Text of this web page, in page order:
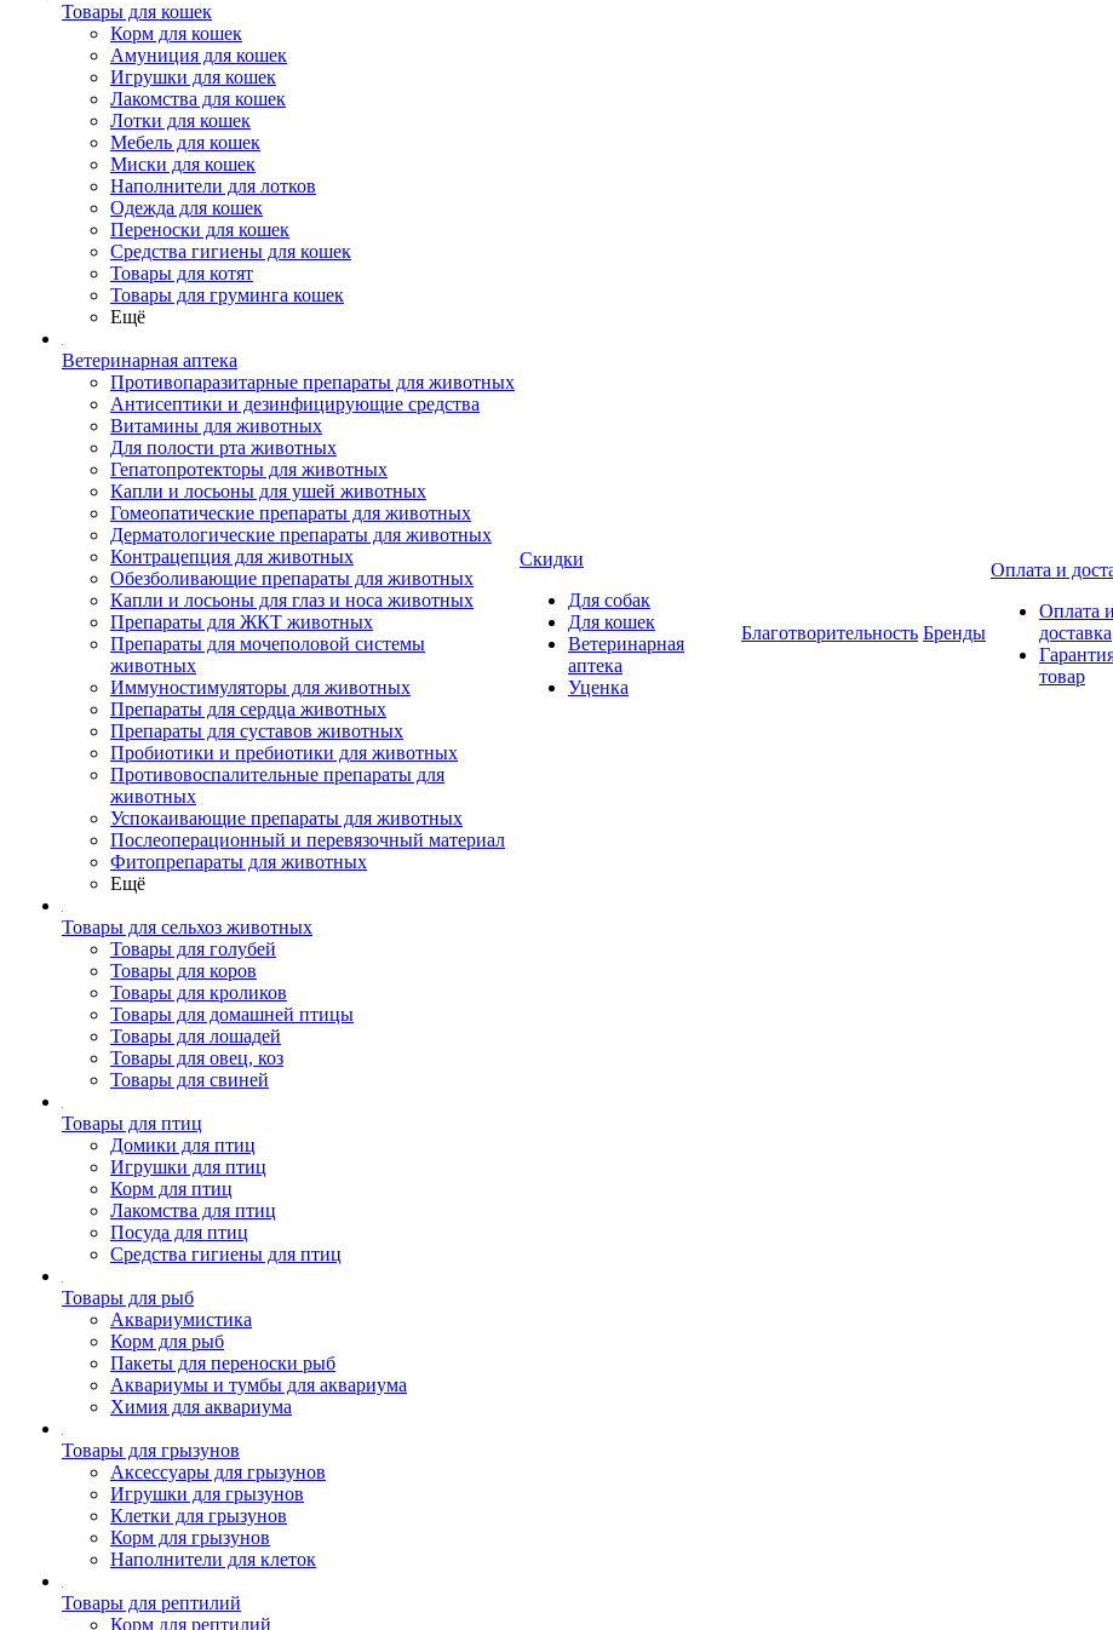
Товары для кошек
Корм для кошек
Амуниция для кошек
Игрушки для кошек
Лакомства для кошек
Лотки для кошек
Мебель для кошек
Миски для кошек
Наполнители для лотков
Одежда для кошек
Переноски для кошек
Средства гигиены для кошек
Товары для котят
Товары для груминга кошек
Ещё
Ветеринарная аптека
Противопаразитарные препараты для животных
Антисептики и дезинфицирующие средства
Витамины для животных
Для полости рта животных
Гепатопротекторы для животных
Капли и лосьоны для ушей животных
Гомеопатические препараты для животных
Дерматологические препараты для животных
Контрацепция для животных
Обезболивающие препараты для животных
Капли и лосьоны для глаз и носа животных
Препараты для ЖКТ животных
Препараты для мочеполовой системы
животных
Иммуностимуляторы для животных
Препараты для сердца животных
Препараты для суставов животных
Пробиотики и пребиотики для животных
Противовоспалительные препараты для
животных
Успокаивающие препараты для животных
Послеоперационный и перевязочный материал
Фитопрепараты для животных
Ещё
Товары для сельхоз животных
Товары для голубей
Товары для коров
Товары для кроликов
Товары для домашней птицы
Товары для лошадей
Товары для овец, коз
Товары для свиней
Товары для птиц
Домики для птиц
Игрушки для птиц
Корм для птиц
Лакомства для птиц
Посуда для птиц
Средства гигиены для птиц
Товары для рыб
Аквариумистика
Корм для рыб
Пакеты для переноски рыб
Аквариумы и тумбы для аквариума
Химия для аквариума
Товары для грызунов
Аксессуары для грызунов
Игрушки для грызунов
Клетки для грызунов
Корм для грызунов
Наполнители для клеток
Товары для рептилий
Корм для рептилий
Скидки
Для собак
Для кошек
Ветеринарная
аптека
Уценка
Благотворительность Бренды
Оплата и
Оплата и
доставка
товар